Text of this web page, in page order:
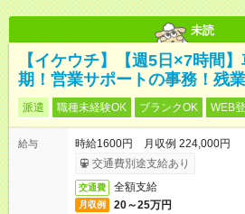
未読
【イケウチ】【週5日×7時間
期！営業サポートの事務！残
派遣 職種未経験OK ブランクOK WEB
給与
時給1600円 月収例 224,000円
交通費別途支給あり
交通費 全額支給
月収例 20～25万円